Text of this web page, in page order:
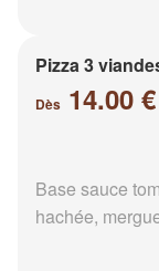
Pizza 3
Dès 14.00 €
Base sauce
hachée,